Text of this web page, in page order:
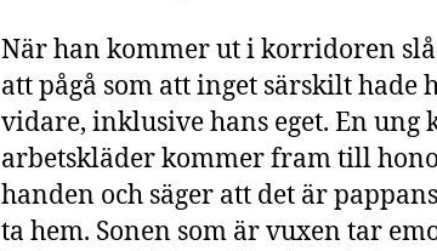
När han kommer ut i korridoren
att pågå som att inget särskilt hade
vidare, inklusive hans eget. En ung
arbetskläder kommer fram till
handen och säger att det är
ta hem. Sonen som är vuxen tar